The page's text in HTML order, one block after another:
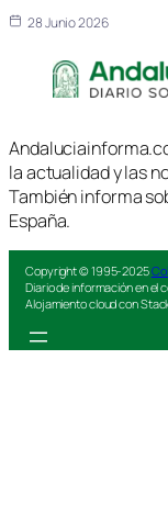
28 Junio 2026
la actualidad y las
También informa
España.
Copyright © 1995-2025
Diario de información en el
Alojamiento cloud con